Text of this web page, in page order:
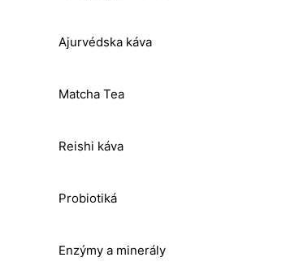
Ajurvédska káva
Matcha Tea
Reishi káva
Probiotiká
Enzýmy a minerály